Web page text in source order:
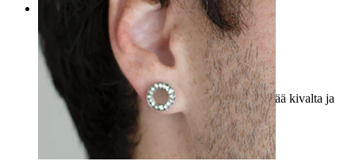
Rating
Kaunis!
Rakastin avointen renkaiden konseptia, se näyttää kivalta ja
erilaiselta.
Vahvistettu ostos